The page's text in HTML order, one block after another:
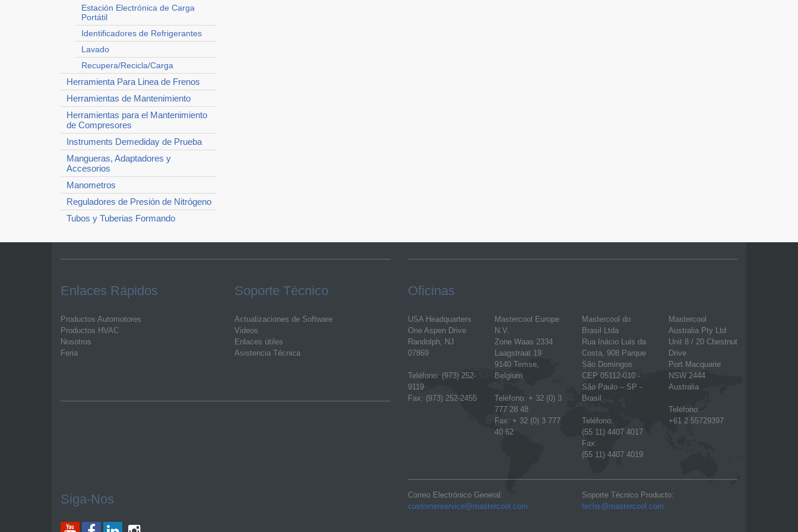
Estación Electrónica de Carga
Portátil
Identificadores de Refrigerantes
Lavado
Recupera/Recicla/Carga
Herramienta Para Linea de Frenos
Herramientas de Mantenimiento
Herramientas para el Mantenimiento
de Compresores
Instruments Demediday de Prueba
Mangueras, Adaptadores y
Accesorios
Manometros
Reguladores de Presión de Nitrógeno
Tubos y Tuberias Formando
Enlaces Rápidos
Productos Automotores
Productos HVAC
Nosotros
Feria
Soporte Técnico
Actualizaciones de Software
Videos
Enlaces útiles
Asistencia Técnica
Oficinas
USA Headquarters
One Aspen Drive
Randolph, NJ
07869
Teléfono: (973) 252-
9119
Fax: (973) 252-2455
Mastercool Europe
N.V.
Zone Waas 2334
Laagstraat 19
9140 Temse,
Belgium
Teléfono: + 32 (0) 3
777 28 48
Fax: + 32 (0) 3 777
40 62
Mastercool do
Brasil Ltda
Rua Inácio Luis da
Costa, 908 Parque
São Domingos
CEP 05112-010 -
São Paulo – SP -
Brasil
Teléfono:
(55 11) 4407 4017
Fax:
(55 11) 4407 4019
Mastercool
Australia Pty Ltd
Unit 8 / 20 Chestnut
Drive
Port Macquarie
NSW 2444
Australia
Teléfono:
+61 2 55729397
Siga-Nos
Correo Electrónico General:
customerservice@mastercool.com
Soporte Técnico Producto:
techs@mastercool.com